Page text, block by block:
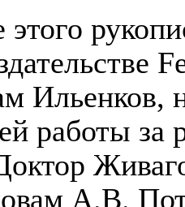
Ильенков,
работы за
А.В.